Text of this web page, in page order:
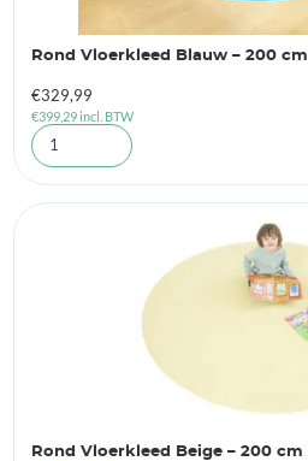
Rond Vloerkleed Blauw – 200 cm
€329,99
€399,29incl. BTW
Rond Vloerkleed Beige – 200 cm